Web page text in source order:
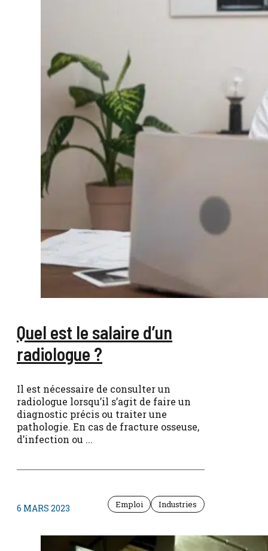
Quel est le salaire d’un
radiologue ?
Il est nécessaire de consulter un
radiologue lorsqu’il s’agit de faire un
diagnostic précis ou traiter une
pathologie. En cas de fracture osseuse,
d’infection ou ...
6 MARS 2023 Emploi Industries